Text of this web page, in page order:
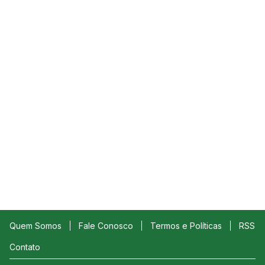
Quem Somos Fale Conosco Termos e Políticas RSS
Contato